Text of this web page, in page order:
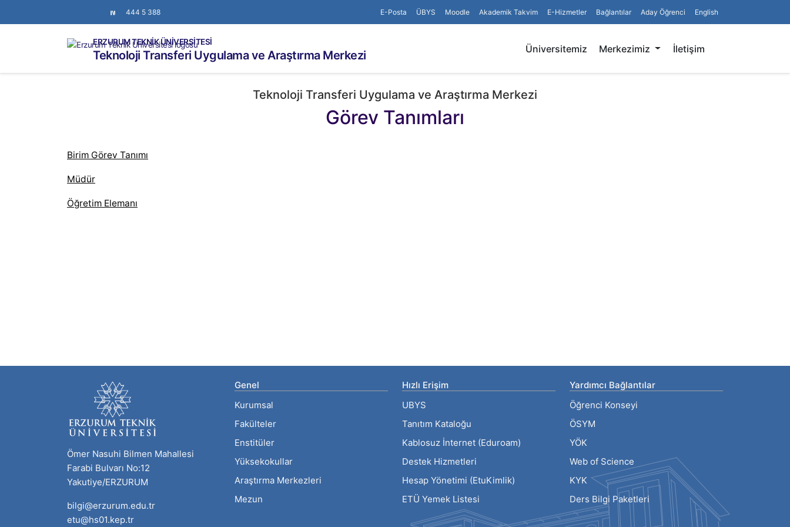
444 5 388 E-Posta ÜBYS Moodle Akademik Takvim E-Hizmetler Bağlantılar Aday Öğrenci English
ERZURUM TEKNİK ÜNİVERSİTESİ
Teknoloji Transferi Uygulama ve Araştırma Merkezi Üniversitemiz Merkezimiz İletişim
Teknoloji Transferi Uygulama ve Araştırma Merkezi
Görev Tanımları
Birim Görev Tanımı
Müdür
Öğretim Elemanı
Ömer Nasuhi Bilmen Mahallesi
Farabi Bulvarı No:12
Yakutiye/ERZURUM
bilgi@erzurum.edu.tr
etu@hs01.kep.tr
Genel
Kurumsal
Fakülteler
Enstitüler
Yüksekokullar
Araştırma Merkezleri
Mezun
Hızlı Erişim
UBYS
Tanıtım Kataloğu
Kablosuz İnternet (Eduroam)
Destek Hizmetleri
Hesap Yönetimi (EtuKimlik)
ETÜ Yemek Listesi
Yardımcı Bağlantılar
Öğrenci Konseyi
ÖSYM
YÖK
Web of Science
KYK
Ders Bilgi Paketleri